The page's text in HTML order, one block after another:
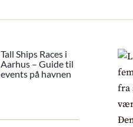
Tall Ships Races i
Aarhus – Guide til
events på havnen